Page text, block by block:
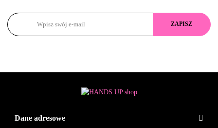
Dane adresowe